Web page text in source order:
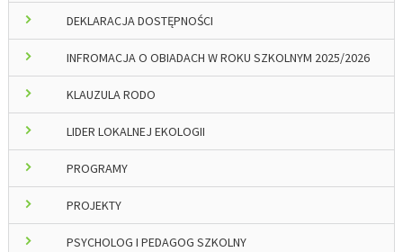
DEKLARACJA DOSTĘPNOŚCI
INFROMACJA O OBIADACH W ROKU SZKOLNYM 2025/2026
KLAUZULA RODO
LIDER LOKALNEJ EKOLOGII
PROGRAMY
PROJEKTY
PSYCHOLOG I PEDAGOG SZKOLNY